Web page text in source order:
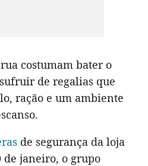
costumam bater o
de regalias que
ração e um ambiente
de segurança da loja
de janeiro, o grupo